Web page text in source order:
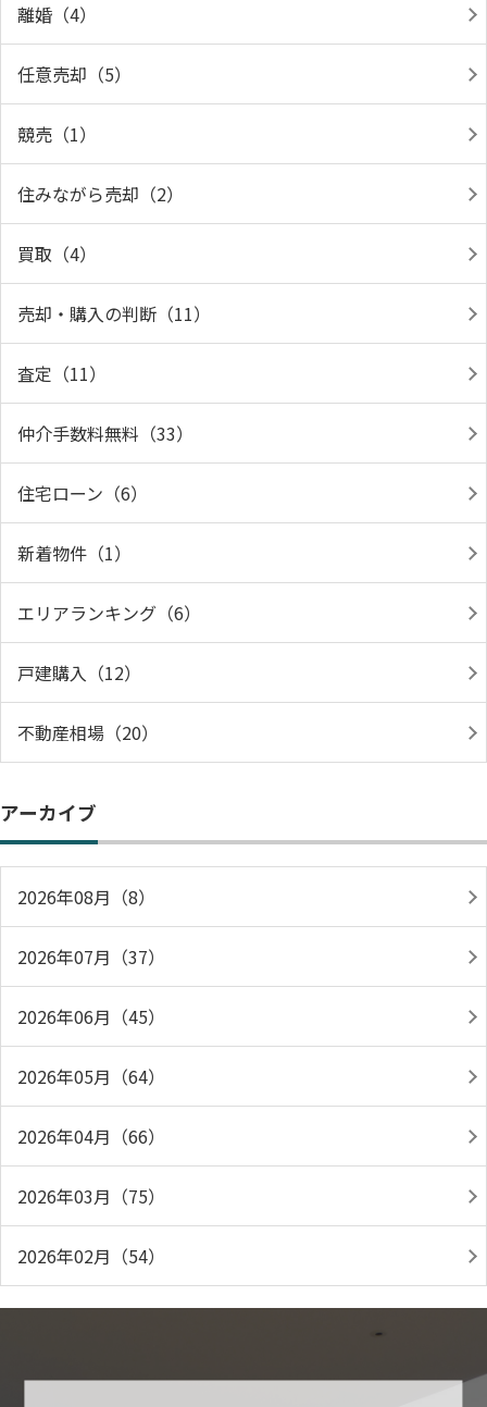
離婚（4）
任意売却（5）
競売（1）
住みながら売却（2）
買取（4）
売却・購入の判断（11）
査定（11）
仲介手数料無料（33）
住宅ローン（6）
新着物件（1）
エリアランキング（6）
戸建購入（12）
不動産相場（20）
アーカイブ
2026年08月（8）
2026年07月（37）
2026年06月（45）
2026年05月（64）
2026年04月（66）
2026年03月（75）
2026年02月（54）